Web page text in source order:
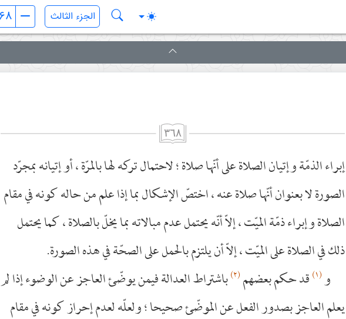
٣٦٨
إبراء الذمّة وإتيان الصلاة على أنّها صلاة ؛ لاحتمال تركه لها بالمرّة ، أو إتيانه بمجرّد
الصورة لا بعنوان أنّها صلاة عنه ، اختصّ الإشكال بما إذا علم من حاله كونه في مقام
الصلاة وإبراء ذمّة الميّت ، إلاّ أنّه يحتمل عدم مبالاته بما يخلّ بالصلاة ، كما يحتمل
ذلك في الصلاة على الميّت ، إلاّ أن يلتزم بالحمل على الصحّة في هذه الصورة.
و(١) قد حكم بعضهم(٢) باشتراط العدالة فيمن يوضّئ العاجز عن الوضوء إذا لم
يعلم العاجز بصدور الفعل عن الموضّئ صحيحا ؛ ولعلّه لعدم إحراز كونه في مقام